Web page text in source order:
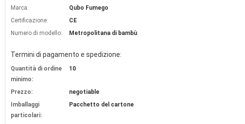
Marca:
Qubo Fumego
Certificazione:
CE
Numero di modello:
Metropolitana di bambù
Termini di pagamento e spedizione:
Quantità di ordine
minimo:
10
Prezzo:
negotiable
Imballaggi
particolari:
Pacchetto del cartone